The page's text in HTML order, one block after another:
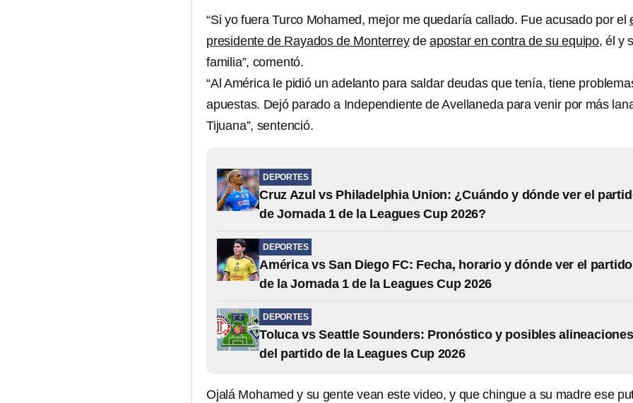
“Si yo fuera Turco Mohamed, mejor me quedaría callado. Fue acusado por el
presidente de Rayados de Monterreydeapostar en contra de su equipo, él y
familia”, comentó.
“Al América le pidió un adelanto para saldar deudas que tenía, tiene
apuestas. Dejó parado a Independiente de Avellaneda para venir por más
Tijuana”, sentenció.
DEPORTES
Cruz Azul vs Philadelphia Union: ¿Cuándo y dónde ver el
de Jornada 1 de la Leagues Cup 2026?
DEPORTES
América vs San Diego FC: Fecha, horario y dónde ver el partido
de la Jornada 1 de la Leagues Cup 2026
DEPORTES
Toluca vs Seattle Sounders: Pronóstico y posibles alineaciones
del partido de la Leagues Cup 2026
Ojalá Mohamed y su gente vean este video, y que chingue a su madre ese